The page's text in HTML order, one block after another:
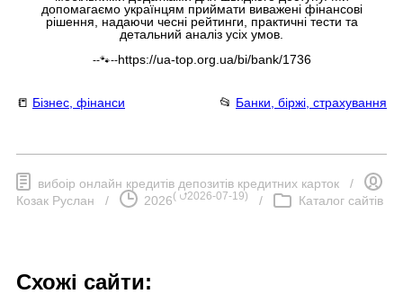
допомагаємо українцям приймати виважені фінансові
рішення, надаючи чесні рейтинги, практичні тести та
детальний аналіз усіх умов.
--🐾--https://ua-top.org.ua/bi/bank/1736
📒 Бізнес, фінанси 📂 Банки, біржі, страхування
вибоір онлайн кредитів депозитів кредитних карток /
Козак Руслан / 2026( ⮍2026-07-19) / Каталог сайтів
Схожі сайти: